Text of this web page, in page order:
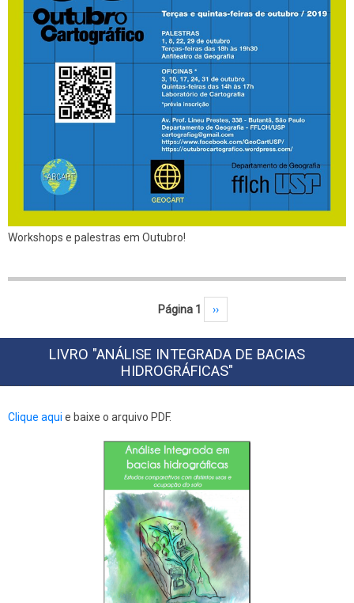
Workshops e palestras em Outubro!
Página 1 Próxima página
››
LIVRO "ANÁLISE INTEGRADA DE BACIAS
HIDROGRÁFICAS"
Clique aqui e baixe o arquivo PDF.